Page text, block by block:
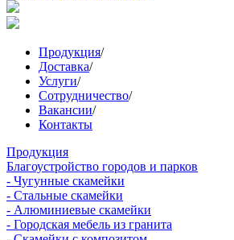
Продукция/
Доставка/
Услуги/
Сотрудничество/
Вакансии/
Контакты
Продукция
Благоустройство городов и парков
- Чугунные скамейки
- Стальные скамейки
- Алюминиевые скамейки
- Городская мебель из гранита